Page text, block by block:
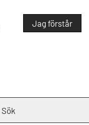
Jag förstår
Sök